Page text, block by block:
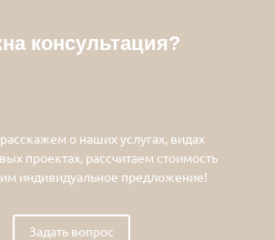
консультация?
о наших услугах, видах
проектах, рассчитаем стоимость
индивидуальное предложение!
Задать вопрос